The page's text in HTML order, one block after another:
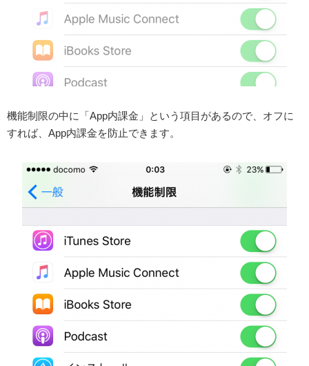
機能制限の中に「App内課金」という項目があるので、オフに
すれば、App内課金を防止できます。